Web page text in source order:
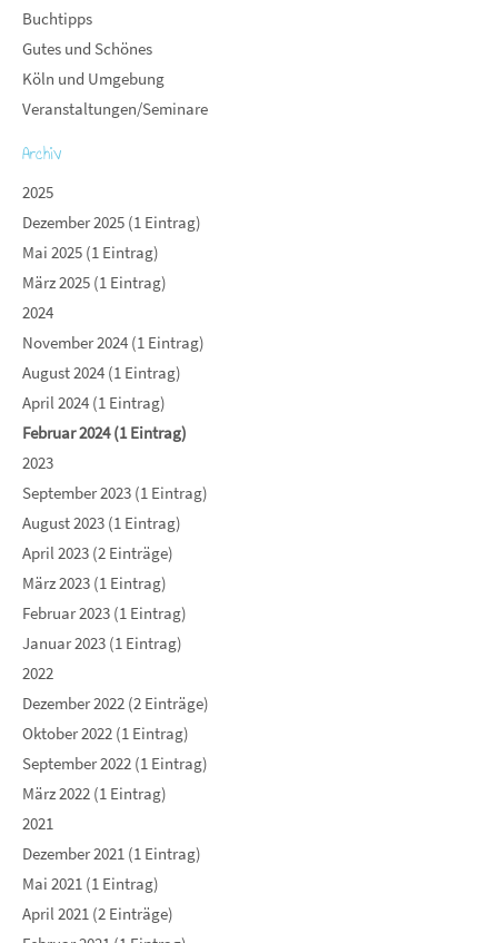
Buchtipps
Gutes und Schönes
Köln und Umgebung
Veranstaltungen/Seminare
Archiv
2025
Dezember 2025 (1 Eintrag)
Mai 2025 (1 Eintrag)
März 2025 (1 Eintrag)
2024
November 2024 (1 Eintrag)
August 2024 (1 Eintrag)
April 2024 (1 Eintrag)
Februar 2024 (1 Eintrag)
2023
September 2023 (1 Eintrag)
August 2023 (1 Eintrag)
April 2023 (2 Einträge)
März 2023 (1 Eintrag)
Februar 2023 (1 Eintrag)
Januar 2023 (1 Eintrag)
2022
Dezember 2022 (2 Einträge)
Oktober 2022 (1 Eintrag)
September 2022 (1 Eintrag)
März 2022 (1 Eintrag)
2021
Dezember 2021 (1 Eintrag)
Mai 2021 (1 Eintrag)
April 2021 (2 Einträge)